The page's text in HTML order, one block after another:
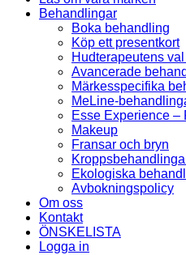
Behandlingar
Boka behandling
Köp ett presentkort
Hudterapeutens
Avancerade
Märkesspecifika
MeLine-
Esse Experience –
Makeup
Fransar och bryn
Ekologiska
Avbokningspolicy
Om oss
Kontakt
ÖNSKELISTA
Logga in